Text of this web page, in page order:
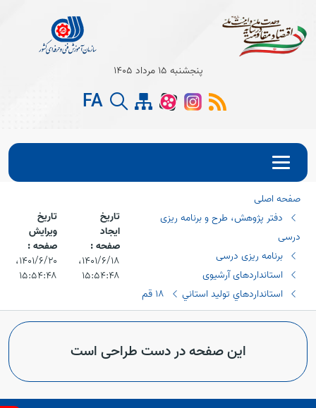
Open
پنجشنبه 15 مرداد 1405
FA
صفحه اصلی
دفتر پژوهش، طرح و برنامه ریزی
درسی
برنامه ریزی درسی
استانداردهای آرشیوی
استانداردهاي توليد استاني
١٨ قم
تاریخ
ایجاد
صفحه :
۱۴۰۱/۶/۱۸،‏
۱۵:۵۴:۴۸
تاریخ
ویرایش
صفحه :
۱۴۰۱/۶/۲۰،‏
۱۵:۵۴:۴۸
این صفحه در دست طراحی است